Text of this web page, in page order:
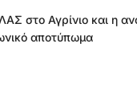
στο Αγρίνιο και η
αποτύπωμα